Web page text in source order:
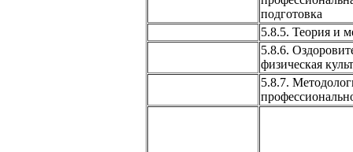
подготовка
5.8.5. Теория и
5.8.6.
физическая
5.8.7.